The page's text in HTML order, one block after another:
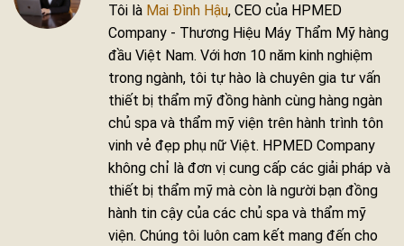
Tôi là Mai Đình Hậu, CEO của HPMED
Company - Thương Hiệu Máy Thẩm Mỹ hàng
đầu Việt Nam. Với hơn 10 năm kinh nghiệm
trong ngành, tôi tự hào là chuyên gia tư vấn
thiết bị thẩm mỹ đồng hành cùng hàng ngàn
chủ spa và thẩm mỹ viện trên hành trình tôn
vinh vẻ đẹp phụ nữ Việt. HPMED Company
không chỉ là đơn vị cung cấp các giải pháp và
thiết bị thẩm mỹ mà còn là người bạn đồng
hành tin cậy của các chủ spa và thẩm mỹ
viện. Chúng tôi luôn cam kết mang đến cho